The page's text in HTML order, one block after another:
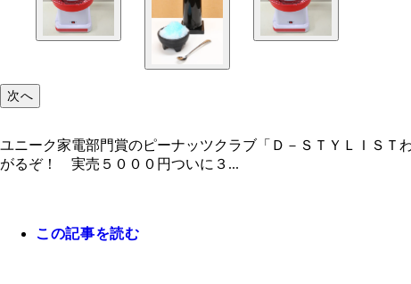
次へ
ユニーク家電部門賞のピーナッツクラブ「Ｄ－ＳＴＹＬＩＳＴ
がるぞ！ 実売５０００円ついに３...
この記事を読む